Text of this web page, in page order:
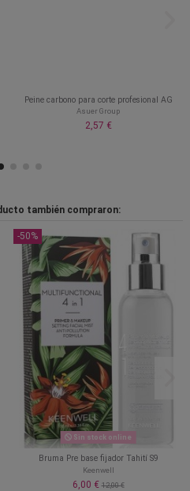
Peine carbono para corte profesional AG
Asuer Group
2,57 €
también compraron:
-50%
Sin stock online
Bruma Pre base fijador Tahití S9
Keenwell
6,00 €12,00 €